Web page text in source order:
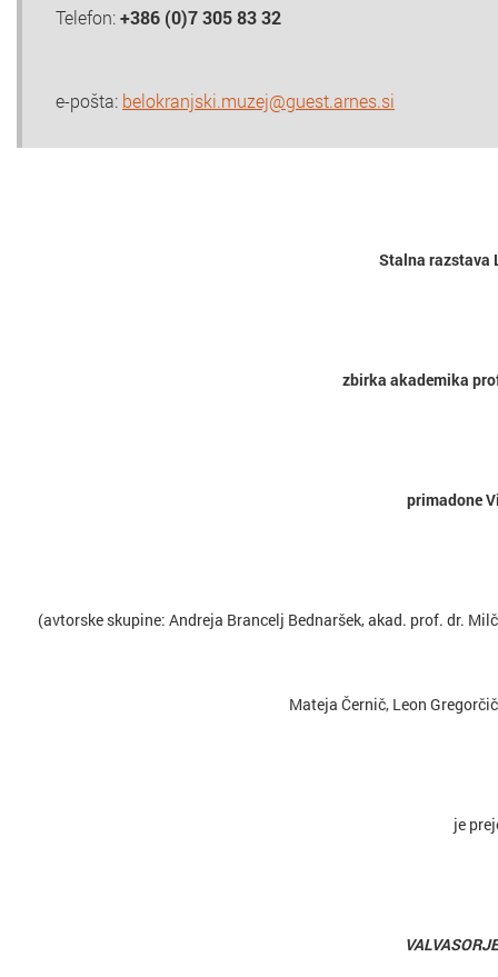
Telefon:+386 (0)7 305 83 32
e-pošta: belokranjski.muzej@guest.arnes.si
Stalna razstava
zbirka akademika
primadone
(avtorske skupine: Andreja Brancelj Bednaršek, akad. prof. dr.
Mateja Černič, Leon
je